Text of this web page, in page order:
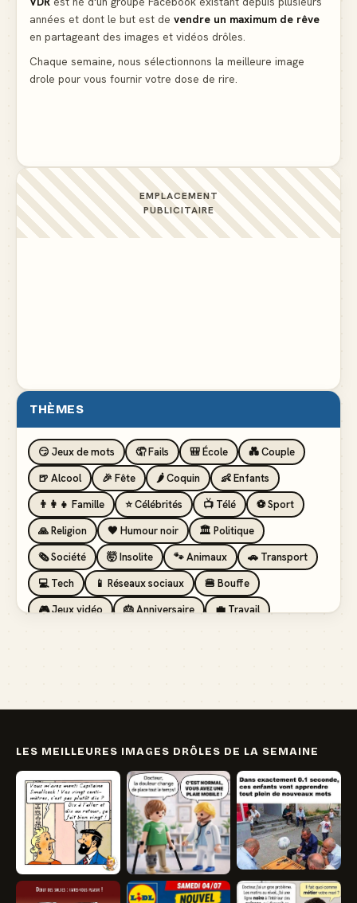
Lidl propose un climatiseur avec gants de boxe et
années et dont le but est de vendre un maximum de rêve
en partageant des images et vidéos drôles.
Chaque semaine, nous sélectionnons la meilleure image
drole pour vous fournir votre dose de rire.
EMPLACEMENT
PUBLICITAIRE
THÈMES
😏 Jeux de mots 🤦 Fails 🎒 École
💑 Couple
🍺 Alcool
🎉 Fête 🌶️ Coquin
👶 Enfants
👨‍👩‍👧 Famille
⭐ Célébrités 📺 Télé
⚽ Sport
🙏 Religion
🖤 Humour noir
🏛️ Politique
🗞️ Société
🤯 Insolite 🐾 Animaux
🚗 Transport
💻 Tech
📱 Réseaux sociaux
🍔 Bouffe
🎮 Jeux vidéo
🎂 Anniversaire
💼 Travail
LES MEILLEURES IMAGES DRÔLES DE LA SEMAINE